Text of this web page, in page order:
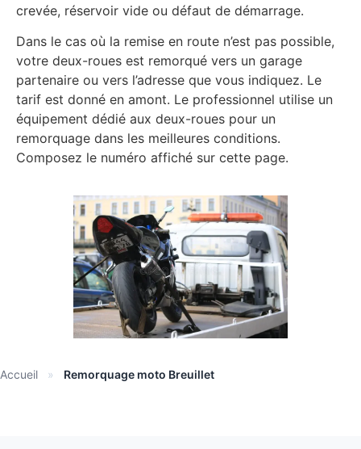
crevée, réservoir vide ou défaut de démarrage.
Dans le cas où la remise en route n’est pas possible,
votre deux-roues est remorqué vers un garage
partenaire ou vers l’adresse que vous indiquez. Le
tarif est donné en amont. Le professionnel utilise un
équipement dédié aux deux-roues pour un
remorquage dans les meilleures conditions.
Composez le numéro affiché sur cette page.
Accueil » Remorquage moto Breuillet